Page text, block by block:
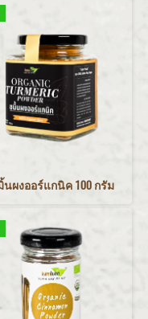
ผงออร์แกนิค 100 กรัม